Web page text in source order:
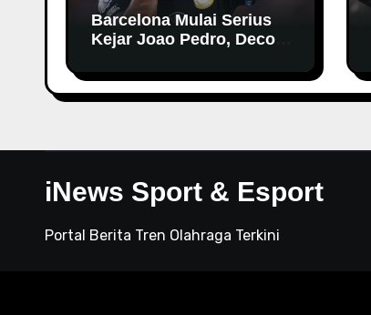
Barcelona Mulai Serius
Kejar Joao Pedro, Deco
Negosiasi
iNews Sport & Esport
Portal Berita Tren Olahraga Terkini